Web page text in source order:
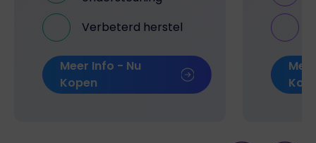
Verbeterd herstel
Meer Info - Nu
Kopen